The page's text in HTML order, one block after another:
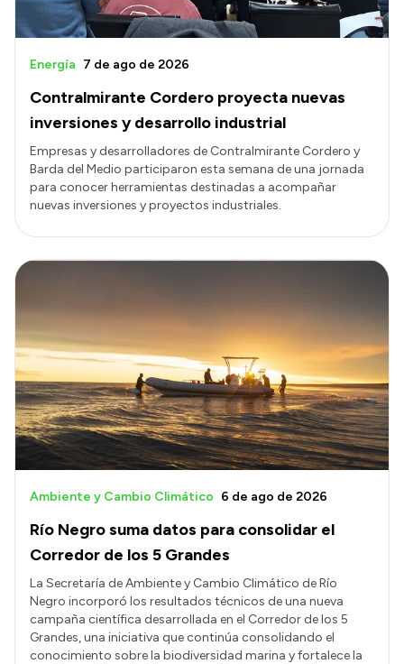
Contralmirante Cordero proyecta nuevas
inversiones y desarrollo industrial
Energía 7 de ago de 2026
Empresas y desarrolladores de Contralmirante Cordero y
Barda del Medio participaron esta semana de una jornada
para conocer herramientas destinadas a acompañar
nuevas inversiones y proyectos industriales.
Río Negro suma datos para consolidar el
Corredor de los 5 Grandes
Ambiente y Cambio Climático 6 de ago de 2026
La Secretaría de Ambiente y Cambio Climático de Río
Negro incorporó los resultados técnicos de una nueva
campaña científica desarrollada en el Corredor de los 5
Grandes, una iniciativa que continúa consolidando el
conocimiento sobre la biodiversidad marina y fortalece la